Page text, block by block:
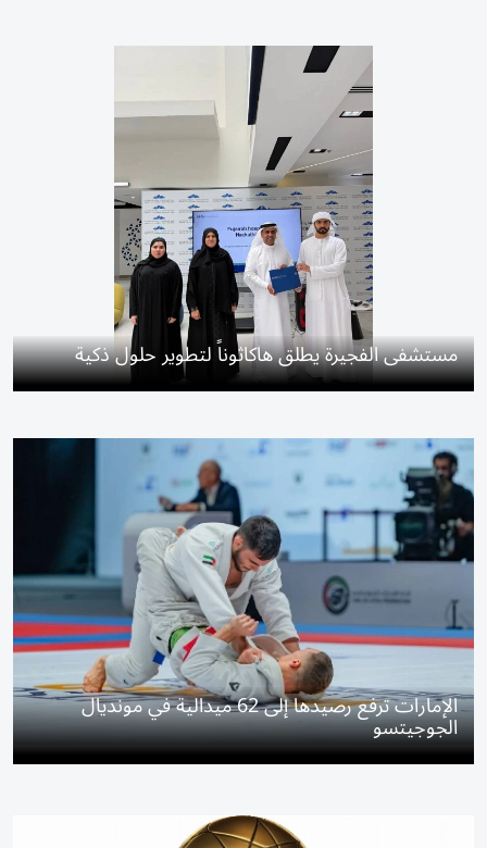
مستشفى الفجيرة يطلق هاكاثوناً لتطوير حلول ذكية
الإمارات ترفع رصيدها إلى 62 ميدالية في مونديال
الجوجيتسو